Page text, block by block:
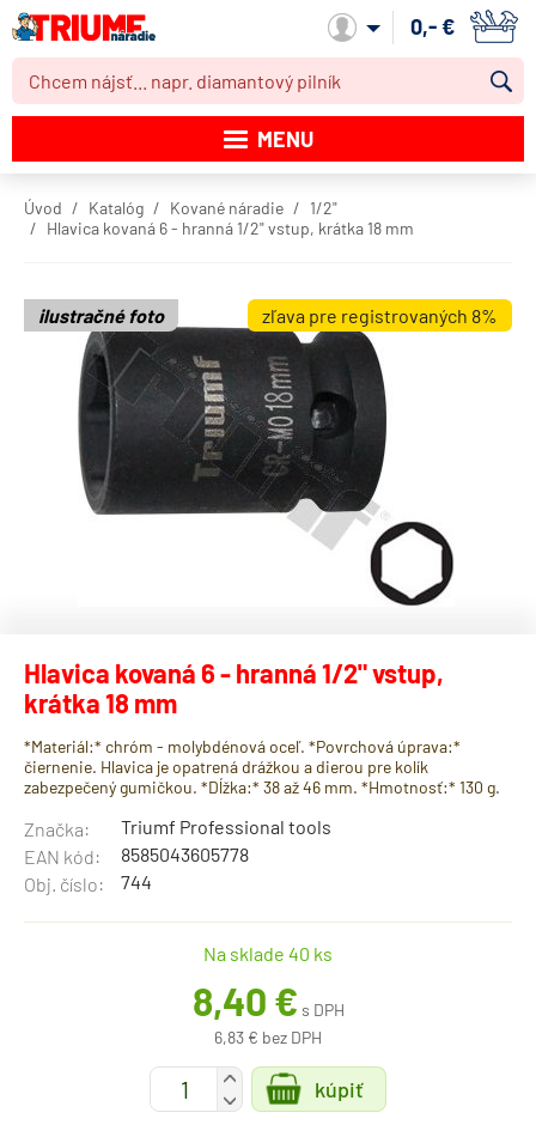
Môj účet
0,- €
MENU
Akcie
Výpredaj
Obchodné podmienky
Dodacie podmienky
Kontakt
Úvod Katalóg Kované náradie
1/2"
Hlavica kovaná 6 - hranná 1/2" vstup, krátka 18 mm
zľava pre registrovaných 8%
ilustračné foto
Hlavica kovaná 6 - hranná 1/2" vstup,
krátka 18 mm
*Materiál:* chróm - molybdénová oceľ. *Povrchová úprava:*
čiernenie. Hlavica je opatrená drážkou a dierou pre kolík
zabezpečený gumičkou. *Dĺžka:* 38 až 46 mm. *Hmotnosť:* 130 g.
Značka:
Triumf Professional tools
EAN kód:
8585043605778
Obj. číslo:
744
Na sklade 40 ks
8,40 € s DPH
6,83 € bez DPH
+
-
kúpiť